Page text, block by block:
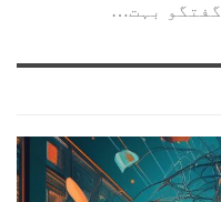
گفتگو بہت…